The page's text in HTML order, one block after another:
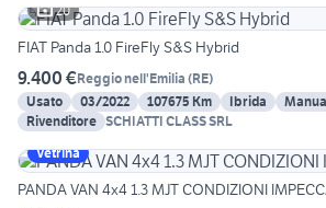
20
FIAT Panda 1.0 FireFly S&S Hybrid
9.400 €Reggio nell'Emilia (RE)
Usato
03/2022 107675 Km Ibrida
Rivenditore SCHIATTI CLASS SRL
Vetrina
PANDA VAN 4x4 1.3 MJT CONDIZIONI